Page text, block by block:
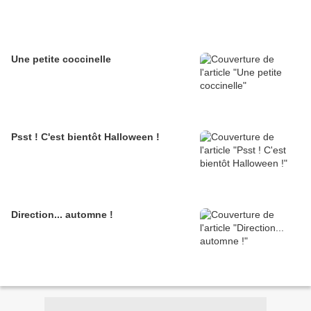
Une petite coccinelle
Psst ! C'est bientôt Halloween !
Direction... automne !